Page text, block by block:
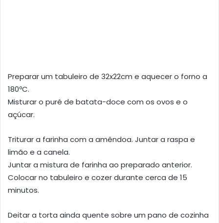
Preparar um tabuleiro de 32x22cm e aquecer o forno a
180ºC.
Misturar o puré de batata-doce com os ovos e o
açúcar.
Triturar a farinha com a amêndoa. Juntar a raspa e
limão e a canela.
Juntar a mistura de farinha ao preparado anterior.
Colocar no tabuleiro e cozer durante cerca de 15
minutos.
Deitar a torta ainda quente sobre um pano de cozinha